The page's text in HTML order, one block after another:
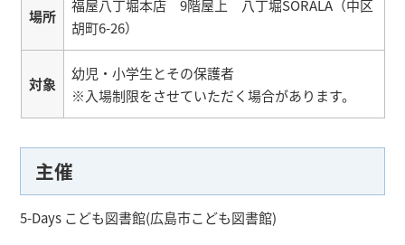
場所
福屋八丁堀本店 9階屋上 八丁堀SORALA（中区
胡町6-26）
対象
幼児・小学生とその保護者
※入場制限をさせていただく場合があります。
主催
5-Days こども図書館(広島市こども図書館)